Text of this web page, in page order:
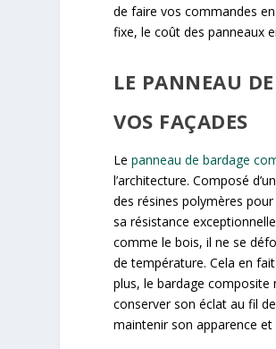
de faire vos commandes
fixe, le coût des panneaux
LE PANNEAU
VOS FAÇADES
Lepanneau de bardage
l’architecture. Composé
des résines polymères
sa résistance
comme le bois, il ne se
de température. Cela en
plus, le bardage composite
conserver son éclat au fil
maintenir son apparence et